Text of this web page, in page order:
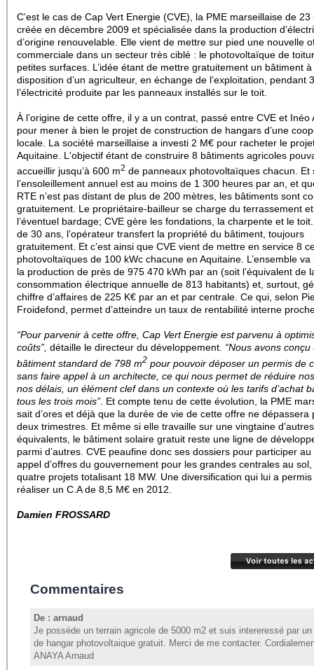
C’est le cas de Cap Vert Energie (CVE), la PME marseillaise de 23
créée en décembre 2009 et spécialisée dans la production
d’origine renouvelable. Elle vient de mettre sur pied une nouvelle
commerciale dans un secteur très ciblé : le photovoltaïque de
petites surfaces. L’idée étant de mettre gratuitement un bâtiment à
disposition d’un agriculteur, en échange de l’exploitation, pendant
l’électricité produite par les panneaux installés sur le toit.
À l’origine de cette offre, il y a un contrat, passé entre CVE et Inéo
pour mener à bien le projet de construction de hangars d’une
locale. La société marseillaise a investi 2 M€ pour racheter le
Aquitaine. L'objectif étant de construire 8 bâtiments agricoles
accueillir jusqu’à 600 m2 de panneaux photovoltaïques chacun. Et
l’ensoleillement annuel est au moins de 1 300 heures par an, et
RTE n’est pas distant de plus de 200 mètres, les bâtiments sont
gratuitement. Le propriétaire-bailleur se charge du terrassement
l’éventuel bardage; CVE gère les fondations, la charpente et le
de 30 ans, l’opérateur transfert la propriété du bâtiment, toujours
gratuitement. Et c’est ainsi que CVE vient de mettre en service 8
photovoltaïques de 100 kWc chacune en Aquitaine. L’ensemble
la production de près de 975 470 kWh par an (soit l’équivalent de
consommation électrique annuelle de 813 habitants) et, surtout,
chiffre d’affaires de 225 K€ par an et par centrale. Ce qui, selon
Froidefond, permet d’atteindre un taux de rentabilité interne
“Pour parvenir à cette offre, Cap Vert Energie est parvenu à
coûts”, détaille le directeur du développement. “Nous avons conçu
bâtiment standard de 798 m2 pour pouvoir déposer un permis de
sans faire appel à un architecte, ce qui nous permet de réduire
nos délais, un élément clef dans un contexte où les tarifs d’achat
tous les trois mois” . Et compte tenu de cette évolution, la PME
sait d’ores et déjà que la durée de vie de cette offre ne dépassera
deux trimestres. Et même si elle travaille sur une vingtaine
équivalents, le bâtiment solaire gratuit reste une ligne de
parmi d’autres. CVE peaufine donc ses dossiers pour participer au
appel d’offres du gouvernement pour les grandes centrales au
quatre projets totalisant 18 MW. Une diversification qui lui a permis
réaliser un C.A de 8,5 M€ en 2012.
Damien FROSSARD
Commentaires
De : arnaud
Je possède un terrain agricole de 5000 m2 et suis intereressé par un
de hangar photovoltaique gratuit. Merci de me contacter.
ANAYA Arnaud